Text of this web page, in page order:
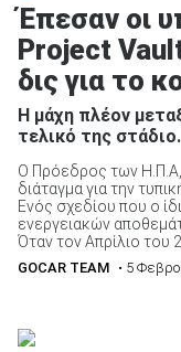
ΑΝΑΖΗΤΗΣΗ
Έπεσαν οι
Project
δις για το
Η μάχη πλέον
τελικό της
Ο Πρόεδρος των
διάταγμα για την
Ενός σχεδίου που ο
ενεργειακών
Όταν τον Απρίλιο του
GOCAR TEAM • 5